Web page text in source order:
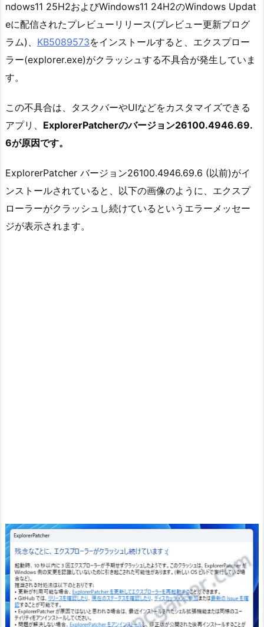
ndows11 25H2およびWindows11 24H2のWindows Updat
eに配信されたプレビューリリース(プレビュー更新プログ
ラム)、 KB5089573をインストールすると、エクスプロー
ラー(explorer.exe)がクラッシュする不具合が発生していま
す。
この不具合は、タスクバーやUIなどをカスタマイズできる
アプリ、 ExplorerPatcherのバージョン26100.4946.69.
6が原因です。
ExplorerPatcher バージョン26100.4946.69.6 (以前)がイ
ンストールされていると、以下の画像のように、エクスプ
ローラーがクラッシュし続けているというエラーメッセー
ジが表示されます。